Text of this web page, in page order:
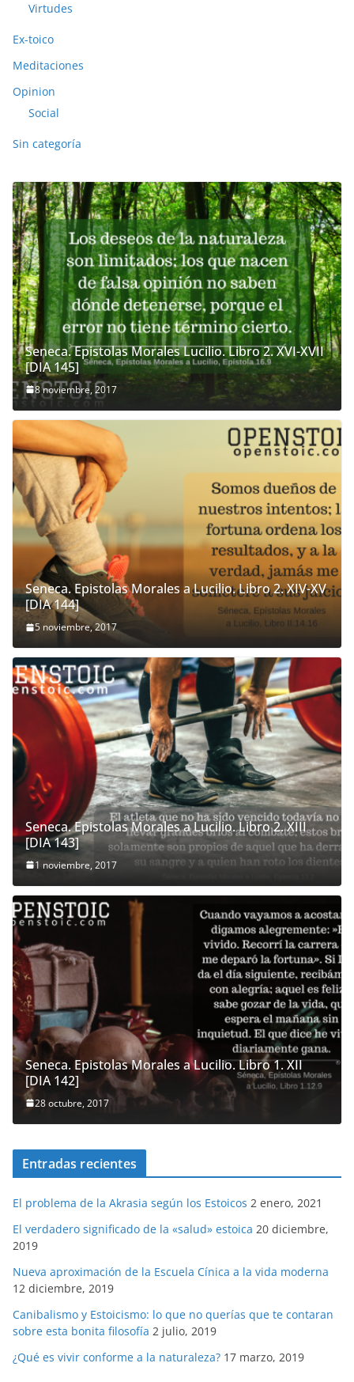
Virtudes
Ex-toico
Meditaciones
Opinion
Social
Sin categoría
Seneca. Epistolas Morales Lucilio. Libro 2. XVI-XVII
[DIA 145]
8 noviembre, 2017
Seneca. Epistolas Morales a Lucilio. Libro 2. XIV-XV
[DIA 144]
5 noviembre, 2017
Seneca. Epistolas Morales a Lucilio. Libro 2. XIII
[DIA 143]
1 noviembre, 2017
Seneca. Epistolas Morales a Lucilio. Libro 1. XII
[DIA 142]
28 octubre, 2017
Entradas recientes
El problema de la Akrasia según los Estoicos 2 enero, 2021
El verdadero significado de la «salud» estoica 20 diciembre,
2019
Nueva aproximación de la Escuela Cínica a la vida moderna
12 diciembre, 2019
Canibalismo y Estoicismo: lo que no querías que te contaran
sobre esta bonita filosofía 2 julio, 2019
¿Qué es vivir conforme a la naturaleza? 17 marzo, 2019